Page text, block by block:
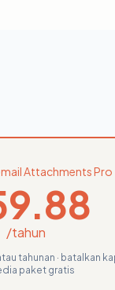
Attachments Pro
/tahun
tahunan · batalkan
paket gratis